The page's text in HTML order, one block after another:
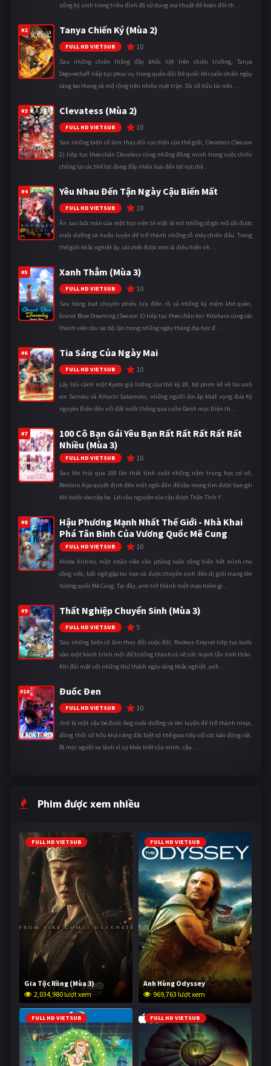
sống ký sinh trong triều đình đã sử dụng ma thuật để hoán đổi th ...
#2 Tanya Chiến Ký (Mùa 2)
FULL HD VIETSUB 10
Sau những chiến thắng đầy khốc liệt trên chiến trường, Tanya
Degurechaff tiếp tục phục vụ trong quân đội Đế quốc khi cuộc chiến ngày
càng leo thang và mở rộng trên nhiều mặt trận. Dù sở hữu tài năn ...
#3 Clevatess (Mùa 2)
FULL HD VIETSUB 10
Sau những biến cố làm thay đổi cục diện của thế giới, Clevatess (Season
2) tiếp tục theo chân Clevatess cùng những đồng minh trong cuộc chiến
chống lại các thế lực đang đẩy nhân loại đến bờ vực diệ ...
#4 Yêu Nhau Đến Tận Ngày Cậu Biến Mất
FULL HD VIETSUB 10
Ẩn sau bức màn của một học viện bí mật là nơi những cô gái mồ côi được
nuôi dưỡng và huấn luyện để trở thành những cỗ máy chiến đấu. Trong
thế giới khắc nghiệt ấy, cái chết được xem là điều hiển nh ...
#5 Xanh Thẳm (Mùa 3)
FULL HD VIETSUB 10
Sau hàng loạt chuyến phiêu lưu điên rồ và những kỷ niệm khó quên,
Grand Blue Dreaming (Season 3) tiếp tục theo chân Iori Kitahara cùng các
thành viên câu lạc bộ lặn trong những ngày tháng đại học đ ...
#6 Tia Sáng Của Ngày Mai
FULL HD VIETSUB 10
Lấy bối cảnh một Kyoto giả tưởng của thế kỷ 20, bộ phim kể về hai anh
em Seiroku và Kihachi Sakamoto, những người ôm ấp khát vọng đưa Kỷ
nguyên Điện đến với đất nước thông qua cuốn Danh mục Điện th ...
#7
100 Cô Bạn Gái Yêu Bạn Rất Rất Rất Rất Rất
Nhiều (Mùa 3)
FULL HD VIETSUB 10
Sau khi trải qua 100 lần thất tình suốt những năm trung học cơ sở,
Rentaro Aijo quyết định đến một ngôi đền để cầu mong tìm được bạn gái
khi bước vào cấp ba. Lời cầu nguyện của cậu được Thần Tình Y ...
#8
Hậu Phương Mạnh Nhất Thế Giới - Nhà Khai
Phá Tân Binh Của Vương Quốc Mê Cung
FULL HD VIETSUB 10
Atobe Arihito, một nhân viên văn phòng luôn cống hiến hết mình cho
công việc, bất ngờ gặp tai nạn và được chuyển sinh đến dị giới mang tên
Vương quốc Mê Cung. Tại đây, anh trở thành một mạo hiểm gi ...
#9 Thất Nghiệp Chuyển Sinh (Mùa 3)
FULL HD VIETSUB 5
Sau những biến cố làm thay đổi cuộc đời, Rudeus Greyrat tiếp tục bước
vào một hành trình mới để trưởng thành cả về sức mạnh lẫn tinh thần.
Khi đối mặt với những thử thách ngày càng khắc nghiệt, anh ...
#10 Đuốc Đen
FULL HD VIETSUB 10
Jirô là một cậu bé được ông nuôi dưỡng và rèn luyện để trở thành ninja,
đồng thời sở hữu khả năng đặc biệt có thể giao tiếp với các loài động vật.
Bị mọi người xa lánh vì sự khác biệt của mình, cậu ...
Phim được xem nhiều
FULL HD VIETSUB
Gia Tộc Rồng (Mùa 3)
2,034,980 lượt xem
FULL HD VIETSUB
Anh Hùng Odyssey
969,763 lượt xem
FULL HD VIETSUB FULL HD VIETSUB